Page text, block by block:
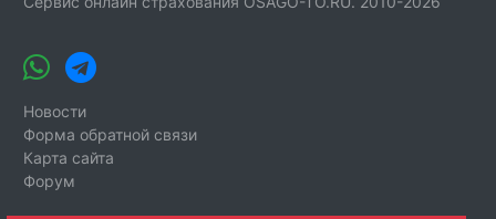
Новости
Форма обратной связи
Карта сайта
Форум